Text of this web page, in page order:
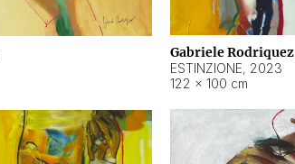
Gabriele Rodriquez
ESTINZIONE, 2023
122 × 100 cm